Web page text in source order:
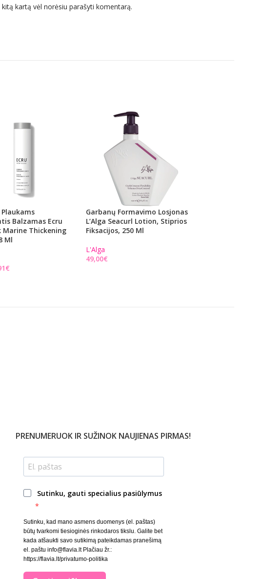
kartą vėl norėsiu parašyti komentarą.
Balzamas Ecru
Marine Thickening
Ml
€
Garbanų Formavimo Losjonas
L’Alga Seacurl Lotion, Stiprios
Fiksacijos, 250 Ml
L'Alga
€
PRENUMERUOK IR SUŽINOK NAUJIENAS PIRMAS!
Sutinku, gauti specialius pasiūlymus
Sutinku, kad mano asmens duomenys (el. paštas)
būtų tvarkomi tiesioginės rinkodaros tikslu. Galite bet
kada atšaukti savo sutikimą pateikdamas pranešimą
el. paštu info@flavia.lt Plačiau žr.:
https://flavia.lt/privatumo-politika